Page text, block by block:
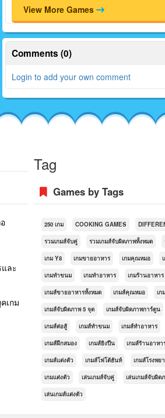
View More Games
Comments (0)
Login to add your own comment
ละ
เกม
Tag
Games by Tags
250 เกม COOKING GAMES
รวมเกมส์จับคู่ รวมเกมส์จับผิดภาพทั้งหมด
เกม Y8 เกมขายอาหาร เกมคุณหมอ
เกมทำขนม เกมทำอาหาร เกมร้านอาหาร
เกมส์ขายอาหารทั้งหมด เกมส์คุณหมอ เก
เกมส์จับผิดภาพ 5 จุด เกมส์จับผิดภาพการ์ตูน
เกมส์ต่อสู้ เกมส์ทำขนม เกมส์ทำอาหาร
เกมส์ฝึกสมอง เกมส์ยิงปืน เกมส์ร้านอาหา
เกมส์แต่งตัว เกมส์โฟโต้ฮันท์ เกมส์โรงพย
เกมแต่งตัว เล่นเกมส์จับคู่ เล่นเกมส์จับผิด
เล่นเกมส์แต่งตัว